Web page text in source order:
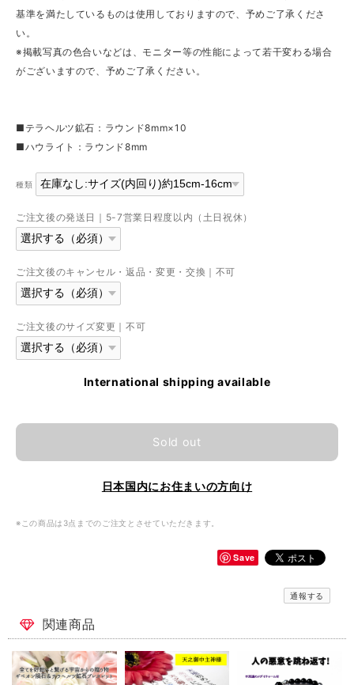
基準を満たしているものは使用しておりますので、予めご了承くださ
い。
※掲載写真の色合いなどは、モニター等の性能によって若干変わる場合
がございますので、予めご了承ください。
■テラヘルツ鉱石：ラウンド8mm×10
■ハウライト：ラウンド8mm
種類
ご注文後の発送日｜5-7営業日程度以内（土日祝休）
ご注文後のキャンセル・返品・変更・交換｜不可
ご注文後のサイズ変更｜不可
International shipping available
Sold out
日本国内にお住まいの方向け
※この商品は3点までのご注文とさせていただきます。
Save
通報する
関連商品